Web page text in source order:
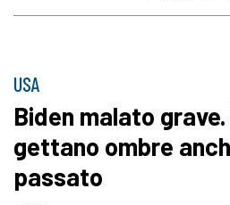
USA
Biden malato
gettano ombre
passato